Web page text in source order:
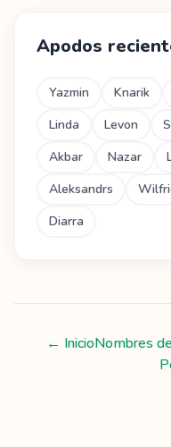
Apodos
Yazmin Knarik
Linda
Levon
Akbar
Nazar
Aleksandrs
Diarra
← InicioNombres